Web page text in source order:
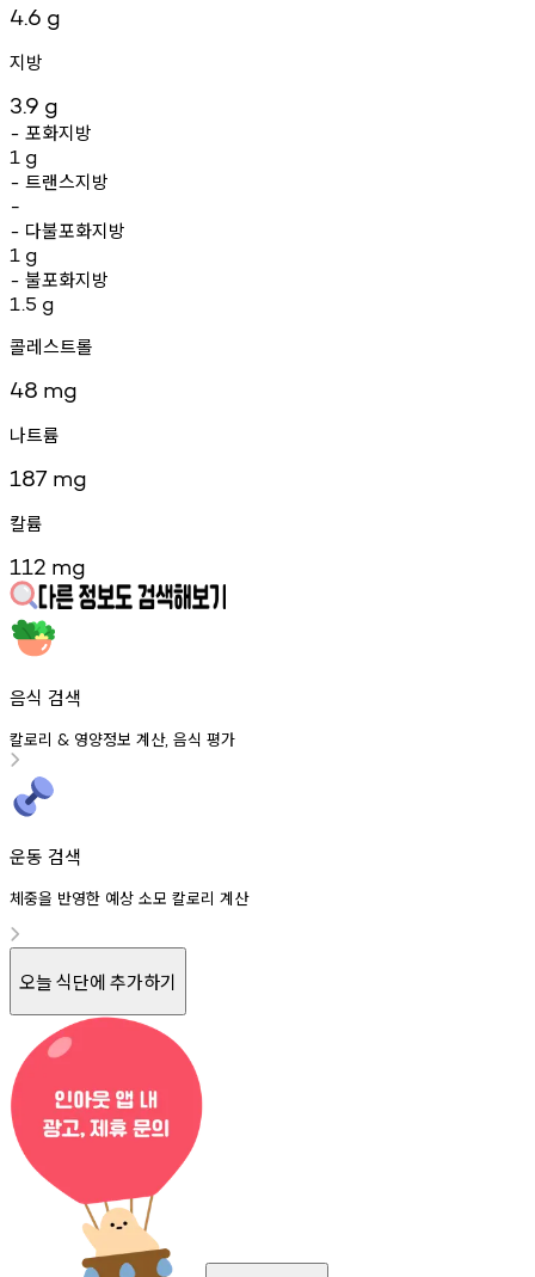
4.6 g
지방
3.9 g
- 포화지방
1 g
- 트랜스지방
-
- 다불포화지방
1 g
- 불포화지방
1.5 g
콜레스트롤
48 mg
나트륨
187 mg
칼륨
112 mg
음식 검색
칼로리 & 영양정보 계산, 음식 평가
운동 검색
체중을 반영한 예상 소모 칼로리 계산
오늘 식단에 추가하기